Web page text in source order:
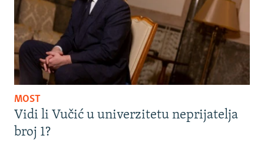
MOST
Vidi li Vučić u univerzitetu neprijatelja
broj 1?